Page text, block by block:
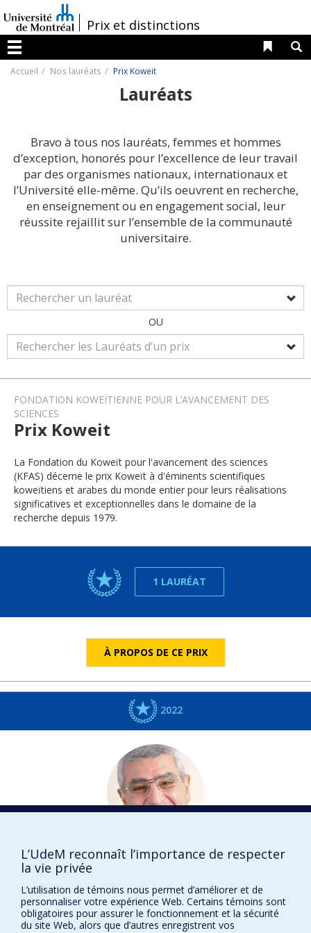
au
contenu
/Prix et distinctions
Menu
Liens
Accueil Nos lauréats Prix Koweit
Lauréats
Bravo à tous nos lauréats, femmes et hommes
d’exception, honorés pour l’excellence de leur travail
par des organismes nationaux, internationaux et
l’Université elle-même. Qu’ils oeuvrent en recherche,
en enseignement ou en engagement social, leur
réussite rejaillit sur l’ensemble de la communauté
universitaire.
OU
FONDATION KOWEÏTIENNE POUR L’AVANCEMENT DES
SCIENCES
Prix Koweit
La Fondation du Koweït pour l'avancement des sciences
(KFAS) décerne le prix Koweït à d'éminents scientifiques
koweïtiens et arabes du monde entier pour leurs réalisations
significatives et exceptionnelles dans le domaine de la
recherche depuis 1979.
1 LAURÉAT
À PROPOS DE CE PRIX
2022
Nabil Georges SEIDAH
DISTINCTIONS
L’UdeM reconnaît l’importance de respecter
la vie privée
L’utilisation de témoins nous permet d’améliorer et de
personnaliser votre expérience Web. Certains témoins sont
obligatoires pour assurer le fonctionnement et la sécurité
du site Web, alors que d’autres enregistrent vos